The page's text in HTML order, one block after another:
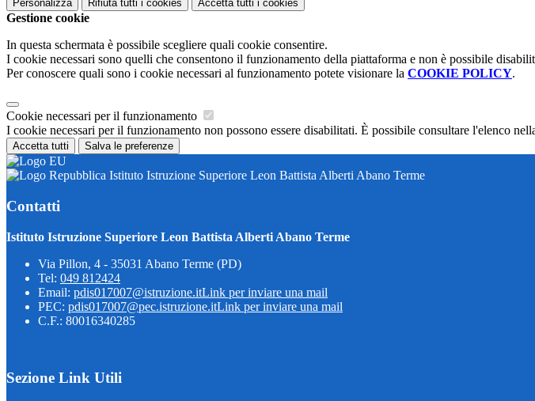
Personalizza Rifiuta tutti i cookies Accetta tutti i cookies
Gestione cookie
In questa schermata è possibile scegliere quali cookie consentire.
I cookie necessari sono quelli che consentono il funzionamento della piattaforma e non è possibile
Per conoscere quali sono i cookie necessari al funzionamento potete visionare la COOKIE POLICY.
Cookie necessari per il funzionamento
I cookie necessari per il funzionamento non possono essere disabilitati. È possibile consultare l'elenco
Accetta tutti Salva le preferenze
Istituto Istruzione Superiore Leon Battista Alberti Abano Terme
Contatti
Istituto Istruzione Superiore Leon Battista Alberti Abano Terme
Via Pillon, 4 - 35031 Abano Terme (PD)
Tel: 049 812424
Email: pdis017007@istruzione.itLink per inviare una mail
PEC: pdis017007@pec.istruzione.itLink per inviare una mail
C.F.: 80016340285
Sezione Link Utili